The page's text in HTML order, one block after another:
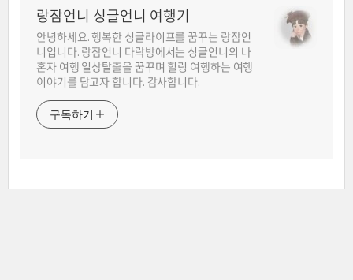
랑잠언니 싱글언니 여행기
안녕하세요. 행복한 싱글라이프를 꿈꾸는 랑잠언
니입니다. 랑잠언니 다락방에서는 싱글언니의 나
혼자 여행 일상탈출을 꿈꾸며 힐링 여행하는 여행
이야기를 담고자 합니다. 감사합니다.
구독하기